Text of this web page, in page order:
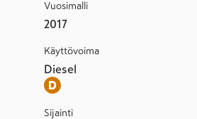
Vuosimalli
2017
Käyttövoima
Diesel
Sijainti